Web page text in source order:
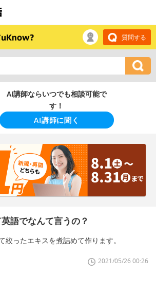
質問する
AI講師ならいつでも相談可能で
す！
AI講師に聞く
語でなんて言うの？
絞ったエキスを煮詰めて作ります。
2021/05/26 00:26